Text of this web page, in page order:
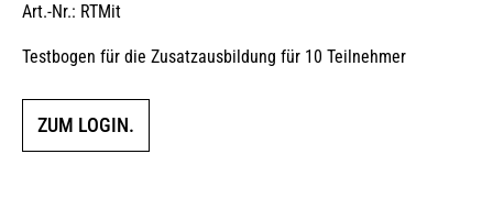
Art.-Nr.: RTMit
Testbogen für die Zusatzausbildung für 10 Teilnehmer
ZUM LOGIN.